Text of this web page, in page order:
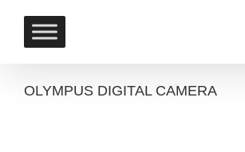
content
OLYMPUS DIGITAL CAMERA